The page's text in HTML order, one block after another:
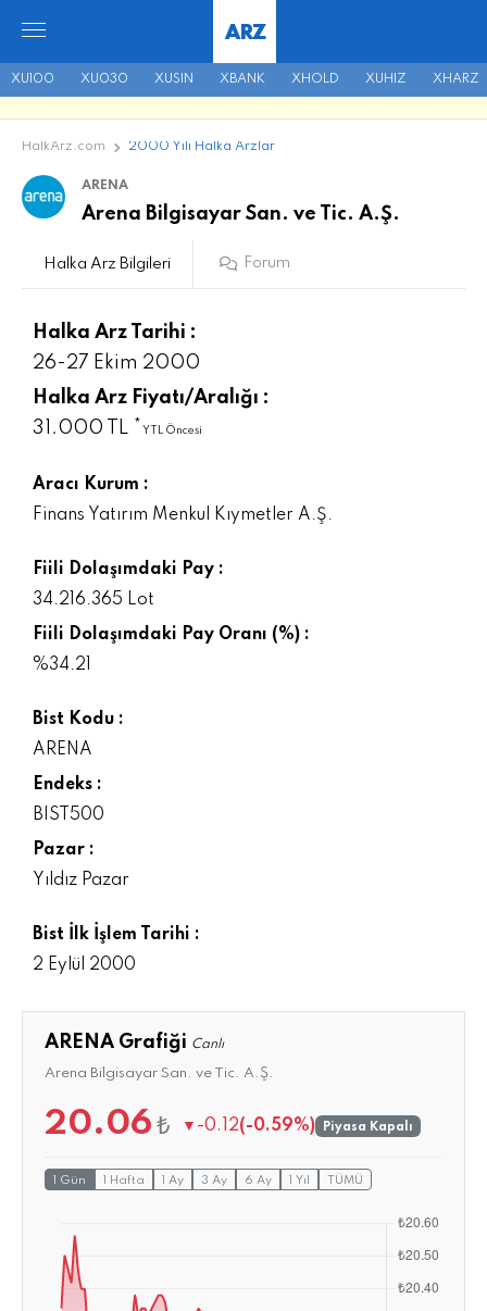
XU100 XU030 XUSIN XBANK XHOLD XUHIZ XHARZ
ARZ
HalkArz.com 2000 Yılı Halka Arzlar
ARENA
Arena Bilgisayar San. ve Tic. A.Ş.
Halka Arz Bilgileri Forum
Halka Arz Tarihi :
26-27 Ekim 2000
Halka Arz Fiyatı/Aralığı :
31.000 TL * YTL Öncesi
Aracı Kurum :
Finans Yatırım Menkul Kıymetler A.Ş.
Fiili Dolaşımdaki Pay :
34.216.365 Lot
Fiili Dolaşımdaki Pay Oranı (%) :
%34.21
Bist Kodu :
ARENA
Endeks :
BIST500
Pazar :
Yıldız Pazar
Bist İlk İşlem Tarihi :
2 Eylül 2000
ARENA Grafiği Canlı
Arena Bilgisayar San. ve Tic. A.Ş.
20.06 ₺ ▼ -0.12(-0.59%) Piyasa Kapalı
1 Gün 1 Hafta 1 Ay 3 Ay 6 Ay 1 Yıl TÜMÜ